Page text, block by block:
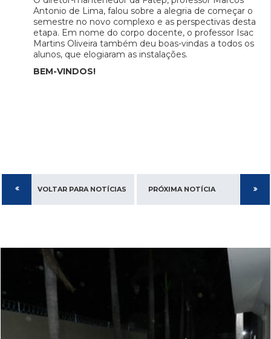
Antonio de Lima, falou sobre a alegria de começar o
semestre no novo complexo e as perspectivas desta
etapa. Em nome do corpo docente, o professor Isac
Martins Oliveira também deu boas-vindas a todos os
alunos, que elogiaram as instalações.
BEM-VINDOS!
VOLTAR PARA NOTÍCIAS PRÓXIMA NOTÍCIA